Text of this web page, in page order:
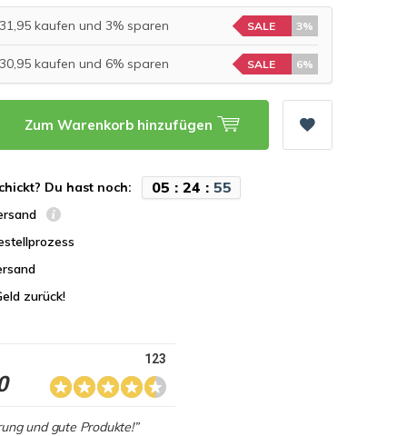
kaufen und 3% sparen SALE 3%
kaufen und 6% sparen SALE 6%
Zum Warenkorb hinzufügen
Du hast noch: 05 : 24 : 54
zurück!
123
und gute Produkte!”